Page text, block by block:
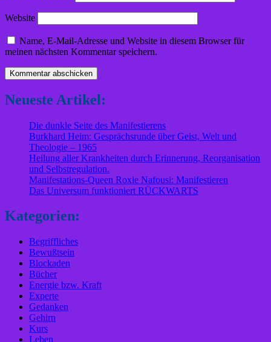
Website
Name, E-Mail-Adresse und Website in diesem Browser für
meinen nächsten Kommentar speichern.
Neueste Artikel:
Die dunkle Seite des Manifestierens
Burkhard Heim: Gesprächsrunde über Geist, Welt und
Theologie – 1965
Heilung aller Krankheiten durch Erinnerung, Reorganisation
und Selbstregulation.
Manifestations-Queen Roxie Nafousi: Manifestieren
Das Universum funktioniert RÜCKWARTS
Kategorien:
Begriffliches
Bewußtsein
Blockaden
Bücher
Energie bzw. Kraft
Experte
Gedanken
Gehirn
Kurs
Leben